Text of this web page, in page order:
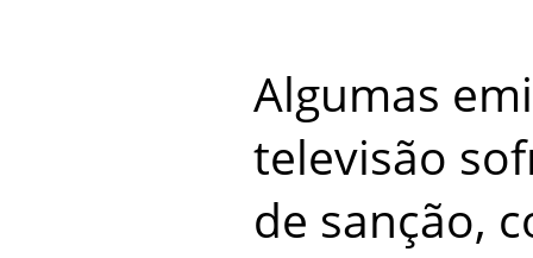
Algumas
televisão
de sanção,